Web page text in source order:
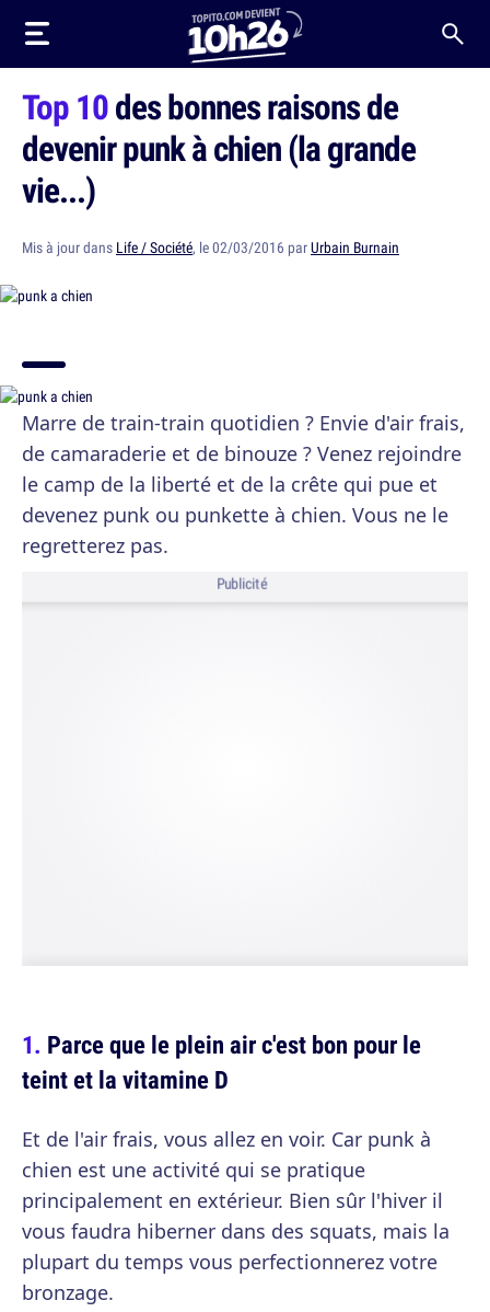
Top 10des bonnes raisons de
devenir punk à chien (la grande
vie...)
Mis à jour dans Life / Société, le 02/03/2016 parUrbain Burnain
Marre de train-train quotidien ? Envie d'air frais,
de camaraderie et de binouze ? Venez rejoindre
le camp de la liberté et de la crête qui pue et
devenez punk ou punkette à chien. Vous ne le
regretterez pas.
Publicité
Parce que le plein air c'est bon pour le
teint et la vitamine D
Et de l'air frais, vous allez en voir. Car punk à
chien est une activité qui se pratique
principalement en extérieur. Bien sûr l'hiver il
vous faudra hiberner dans des squats, mais la
plupart du temps vous perfectionnerez votre
bronzage.